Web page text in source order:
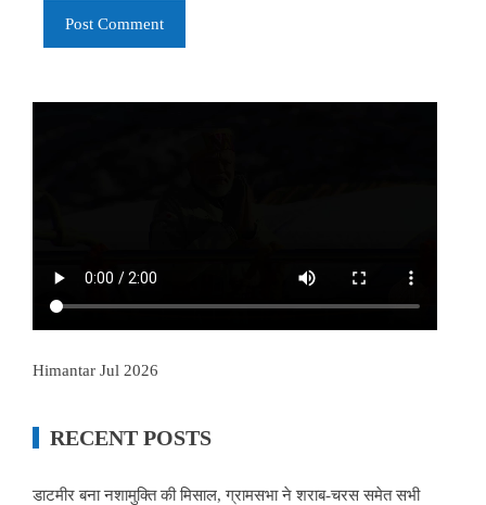
Himantar Jul 2026
RECENT POSTS
डाटमीर बना नशामुक्ति की मिसाल, ग्रामसभा ने शराब-चरस समेत सभी